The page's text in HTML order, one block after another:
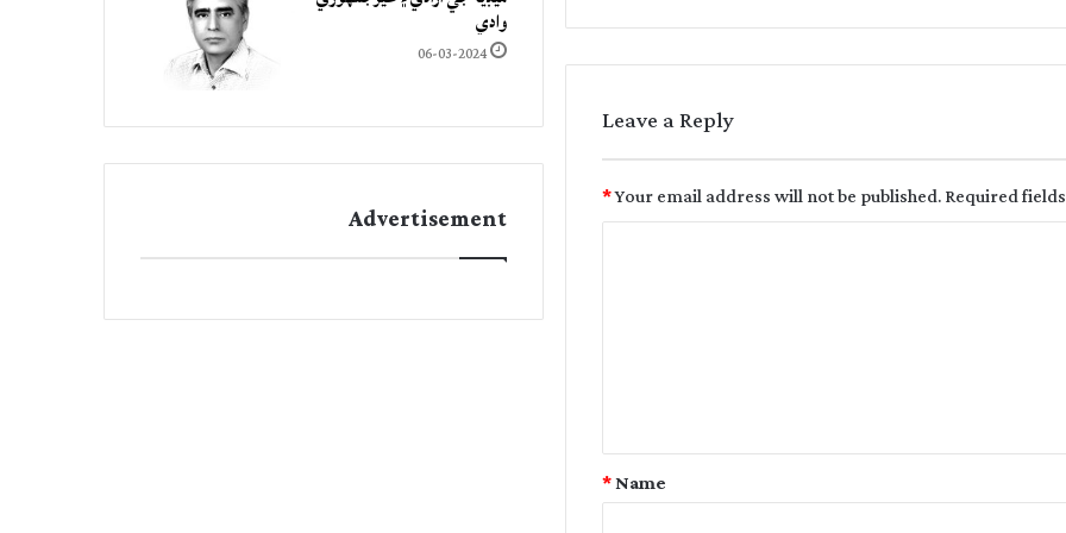
Leave a Reply
Your email address will not be published.Required
*
Name
*
وادي
06-03-2024
Advertisement